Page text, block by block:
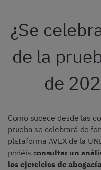
¿Se
de la
de
Como sucede desde las
prueba se celebrará de
plataforma AVEX de la
podéis consultar un
los ejercicios de